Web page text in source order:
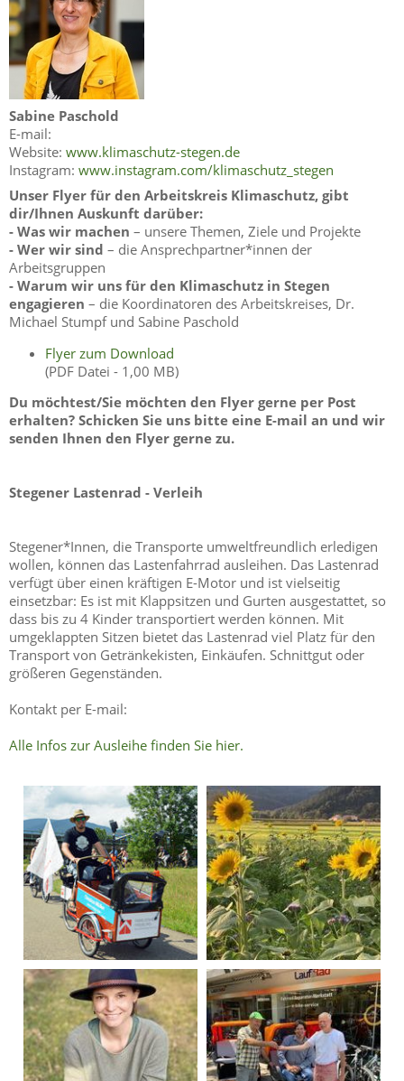
Sabine Paschold
E-mail:
Website: www.klimaschutz-stegen.de
Instagram: www.instagram.com/klimaschutz_stegen
Unser Flyer für den Arbeitskreis Klimaschutz, gibt
dir/Ihnen Auskunft darüber:
- Was wir machen – unsere Themen, Ziele und Projekte
- Wer wir sind – die Ansprechpartner*innen der
Arbeitsgruppen
- Warum wir uns für den Klimaschutz in Stegen
engagieren – die Koordinatoren des Arbeitskreises, Dr.
Michael Stumpf und Sabine Paschold
Flyer zum Download
(PDF Datei - 1,00 MB)
Du möchtest/Sie möchten den Flyer gerne per Post
erhalten? Schicken Sie uns bitte eine E-mail an und wir
senden Ihnen den Flyer gerne zu.
Stegener Lastenrad - Verleih
Stegener*Innen, die Transporte umweltfreundlich erledigen
wollen, können das Lastenfahrrad ausleihen. Das Lastenrad
verfügt über einen kräftigen E-Motor und ist vielseitig
einsetzbar: Es ist mit Klappsitzen und Gurten ausgestattet, so
dass bis zu 4 Kinder transportiert werden können. Mit
umgeklappten Sitzen bietet das Lastenrad viel Platz für den
Transport von Getränkekisten, Einkäufen. Schnittgut oder
größeren Gegenständen.
Kontakt per E-mail:
Alle Infos zur Ausleihe finden Sie hier.